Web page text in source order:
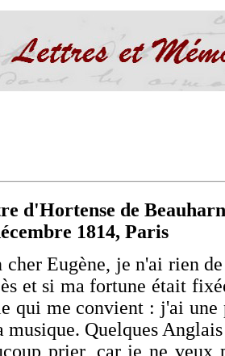
d'Hortense de
1814, Paris
cher Eugène, je n'ai rien
et si ma fortune était
qui me convient : j'ai une
musique. Quelques
prier, car je ne veux